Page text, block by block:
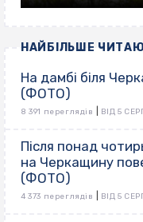
НАЙБІЛЬШЕ
На дамбі біля
(ФОТО)
8 391 переглядів ВІД 5
Після понад
на Черкащину
(ФОТО)
4 373 переглядів ВІД 5